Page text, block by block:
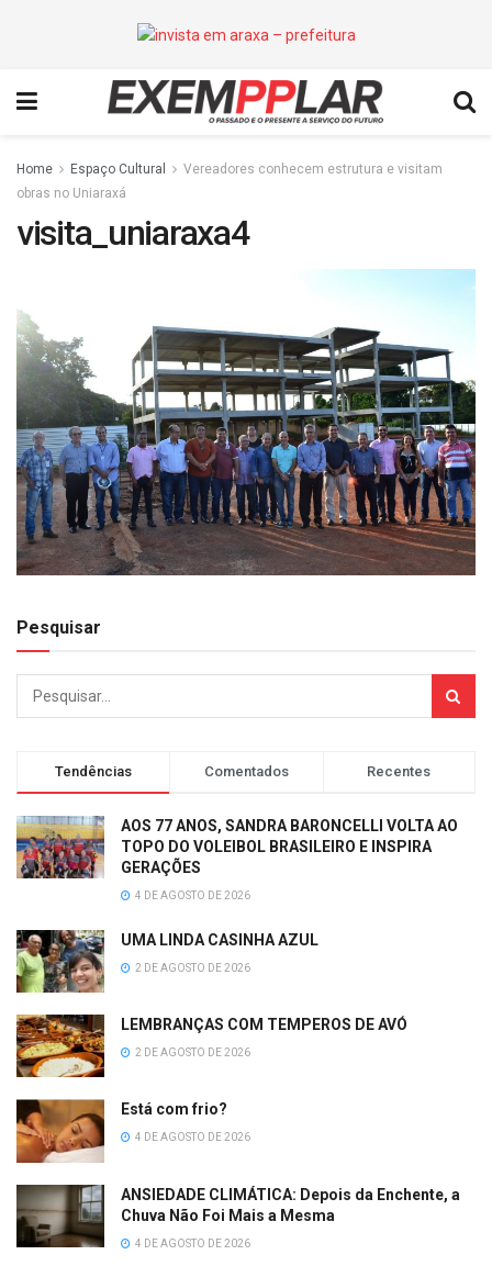
Home Espaço Cultural
Vereadores conhecem estrutura e visitam
obras no Uniaraxá
visita_uniaraxa4
Pesquisar
Tendências Comentados Recentes
AOS 77 ANOS, SANDRA BARONCELLI VOLTA AO
TOPO DO VOLEIBOL BRASILEIRO E INSPIRA
GERAÇÕES
4 DE AGOSTO DE 2026
UMA LINDA CASINHA AZUL
2 DE AGOSTO DE 2026
LEMBRANÇAS COM TEMPEROS DE AVÓ
2 DE AGOSTO DE 2026
Está com frio?
4 DE AGOSTO DE 2026
ANSIEDADE CLIMÁTICA: Depois da Enchente, a
Chuva Não Foi Mais a Mesma
4 DE AGOSTO DE 2026